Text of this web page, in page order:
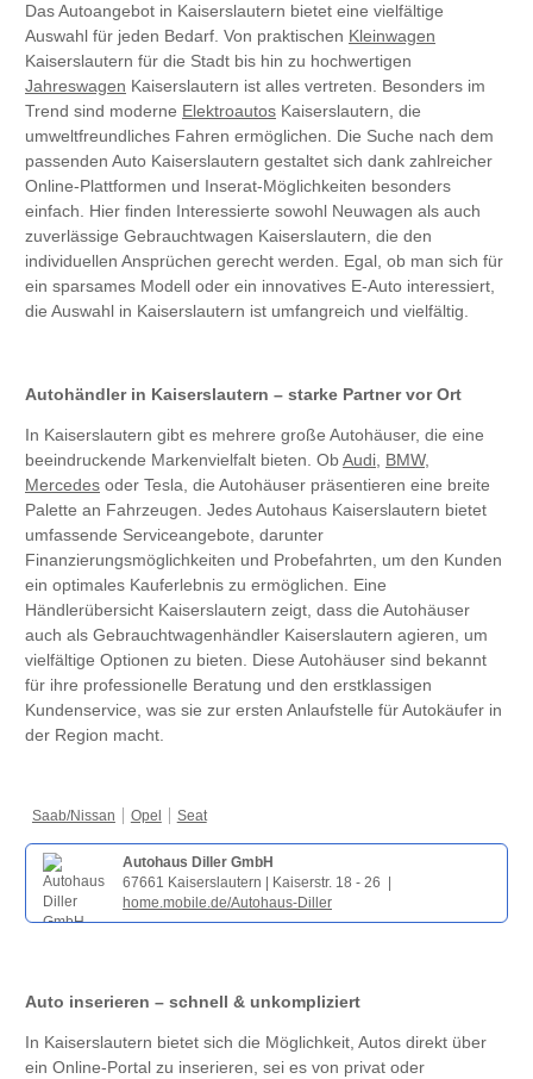
Das Autoangebot in Kaiserslautern bietet eine vielfältige
Auswahl für jeden Bedarf. Von praktischen Kleinwagen
Kaiserslautern für die Stadt bis hin zu hochwertigen
Jahreswagen Kaiserslautern ist alles vertreten. Besonders im
Trend sind moderne Elektroautos Kaiserslautern, die
umweltfreundliches Fahren ermöglichen. Die Suche nach dem
passenden Auto Kaiserslautern gestaltet sich dank zahlreicher
Online-Plattformen und Inserat-Möglichkeiten besonders
einfach. Hier finden Interessierte sowohl Neuwagen als auch
zuverlässige Gebrauchtwagen Kaiserslautern, die den
individuellen Ansprüchen gerecht werden. Egal, ob man sich für
ein sparsames Modell oder ein innovatives E-Auto interessiert,
die Auswahl in Kaiserslautern ist umfangreich und vielfältig.
Autohändler in Kaiserslautern – starke Partner vor Ort
In Kaiserslautern gibt es mehrere große Autohäuser, die eine
beeindruckende Markenvielfalt bieten. ObAudi, BMW,
Mercedes oder Tesla, die Autohäuser präsentieren eine breite
Palette an Fahrzeugen. Jedes Autohaus Kaiserslautern bietet
umfassende Serviceangebote, darunter
Finanzierungsmöglichkeiten und Probefahrten, um den Kunden
ein optimales Kauferlebnis zu ermöglichen. Eine
Händlerübersicht Kaiserslautern zeigt, dass die Autohäuser
auch als Gebrauchtwagenhändler Kaiserslautern agieren, um
vielfältige Optionen zu bieten. Diese Autohäuser sind bekannt
für ihre professionelle Beratung und den erstklassigen
Kundenservice, was sie zur ersten Anlaufstelle für Autokäufer in
der Region macht.
Saab/Nissan Opel Seat
Autohaus Diller GmbH
67661 Kaiserslautern | Kaiserstr. 18 - 26 |
home.mobile.de/Autohaus-Diller
Auto inserieren – schnell & unkompliziert
In Kaiserslautern bietet sich die Möglichkeit, Autos direkt über
ein Online-Portal zu inserieren, sei es von privat oder